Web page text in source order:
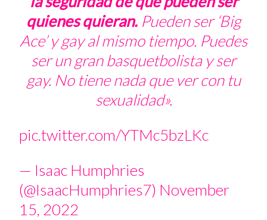
quienes quieran. Pueden ser ‘Big
Ace’ y gay al mismo tiempo. Puedes
ser un gran basquetbolista y ser
gay. No tiene nada que ver con tu
sexualidad».
pic.twitter.com/YTMc5bzLKc
— Isaac Humphries
(@IsaacHumphries7) November
15, 2022